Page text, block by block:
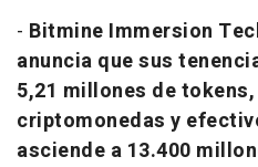
- Bitmine Immersion
anuncia que sus
5,21 millones de
criptomonedas y
asciende a 13.400